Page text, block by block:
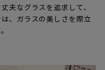
夫なグラスを追求して、
、ガラスの美しさを際立